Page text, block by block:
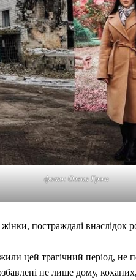
фото: Олена Гром
постраждалі внаслідок
цей трагічний період, не
не лише дому,